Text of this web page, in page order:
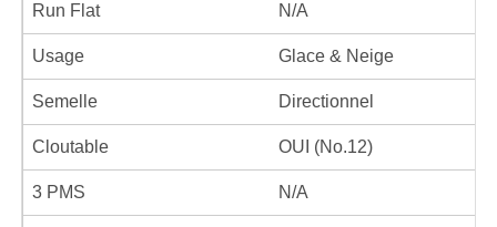
Run Flat N/A
Usage Glace & Neige
Semelle Directionnel
Cloutable OUI (No.12)
3 PMS N/A